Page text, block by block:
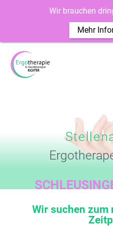
Wir suchen
Wir brauchen
Mehr